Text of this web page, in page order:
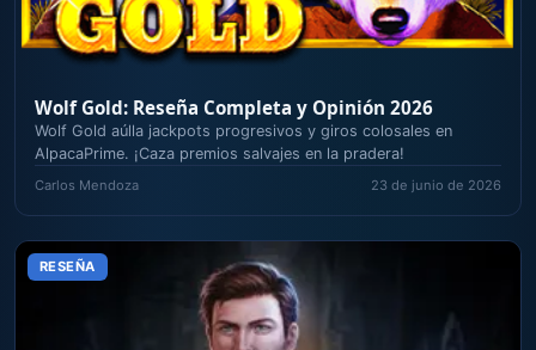
Wolf Gold: Reseña Completa y Opinión 2026
Wolf Gold aúlla jackpots progresivos y giros colosales en
AlpacaPrime. ¡Caza premios salvajes en la pradera!
Carlos Mendoza 23 de junio de 2026
RESEÑA